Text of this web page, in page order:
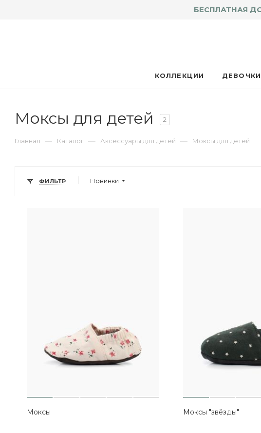
БЕСПЛАТНАЯ
КОЛЛЕКЦИИ ДЕВОЧКИ
Моксы для детей 2
Главная — Каталог — Аксессуары для детей — Моксы для детей
ФИЛЬТР Новинки
Моксы Моксы "звёзды"